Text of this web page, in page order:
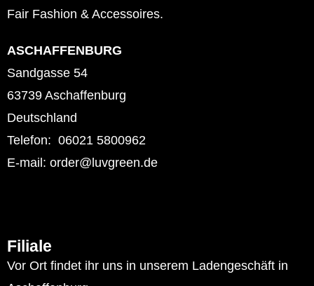
Fair Fashion & Accessoires.
ASCHAFFENBURG
Sandgasse 54
63739 Aschaffenburg
Deutschland
Telefon: 06021 5800962
E-mail: order@luvgreen.de
Filiale
Vor Ort findet ihr uns in unserem Ladengeschäft in